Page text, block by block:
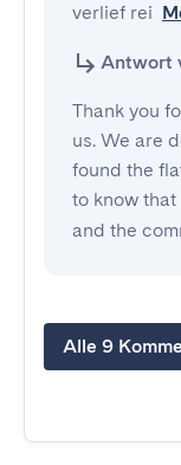
verlief rei
Antwort
Thank you
us. We are
found the
to know
and the
Alle 9